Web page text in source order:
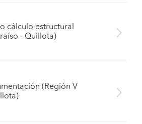
cálculo estructural
- Quillota)
(Región V